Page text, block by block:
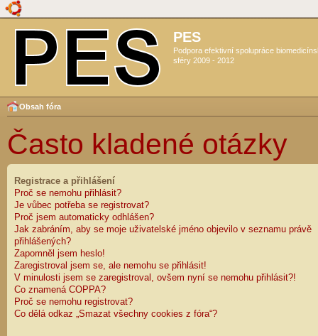
PES
Podpora efektivní spolupráce
sféry 2009 - 2012
Obsah fóra
Často kladené otázky
Registrace a přihlášení
Proč se nemohu přihlásit?
Je vůbec potřeba se registrovat?
Proč jsem automaticky odhlášen?
Jak zabráním, aby se moje uživatelské jméno objevilo v seznamu právě
přihlášených?
Zapomněl jsem heslo!
Zaregistroval jsem se, ale nemohu se přihlásit!
V minulosti jsem se zaregistroval, ovšem nyní se nemohu přihlásit?!
Co znamená COPPA?
Proč se nemohu registrovat?
Co dělá odkaz „Smazat všechny cookies z fóra“?